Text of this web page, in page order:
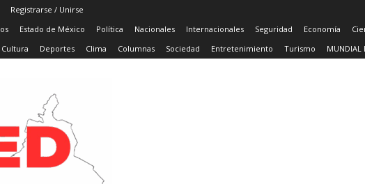
Registrarse / Unirse
Estado de México Política Nacionales Internacionales Seguridad Economía
Deportes Clima Columnas Sociedad Entretenimiento Turismo MUNDIAL